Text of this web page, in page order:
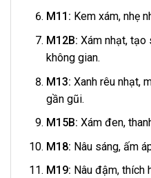
M11: Kem xám, nhẹ
M12B: Xám nhạt, tạo
không gian.
M13: Xanh rêu nhạt,
gần gũi.
M15B: Xám đen,
M18: Nâu sáng, ấm
M19: Nâu đậm, thích